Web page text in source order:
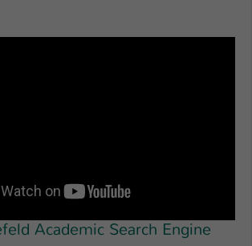
Academic Search Engine